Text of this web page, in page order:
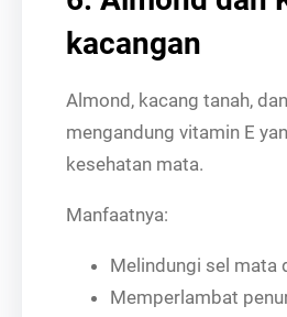
kacangan
Almond, kacang tanah,
mengandung vitamin E
kesehatan mata.
Manfaatnya:
Melindungi sel mata
Memperlambat